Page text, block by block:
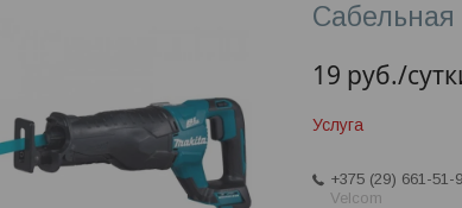
19 руб./
Услуга
+375 (29) 661-51-
Velcom